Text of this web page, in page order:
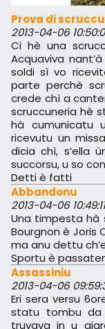
Prova di
2013-04-06
Ci hè una
Acquaviva
soldi sì vo
parte perchè
crede chì a
scruccuneria hè
hà cumunicatu
ricevutu un
dicia chì, s’ella
succorsu, u so
Detti è fatti
Abbandonu
2013-04-06 10:49:11
Una timpesta hà
Bourgnon è Joris
ma anu dettu
Sportu è
Assassiniu
2013-04-06
Eri sera versu
statu tombu da
truvava in u